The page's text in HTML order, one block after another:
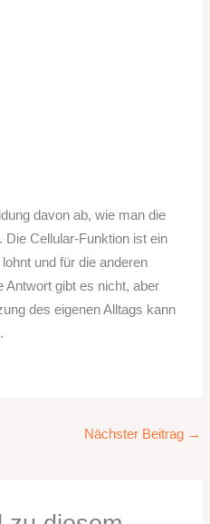
davon ab, wie man die
Die Cellular-Funktion ist ein
und für die anderen
Antwort gibt es nicht, aber
des eigenen Alltags kann
Nächster Beitrag →